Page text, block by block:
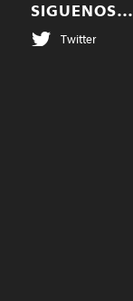
SIGUENOS…
Twitter